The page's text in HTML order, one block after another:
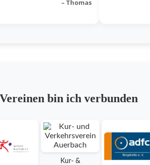
– Thomas
bin ich verbunden
Kur- &